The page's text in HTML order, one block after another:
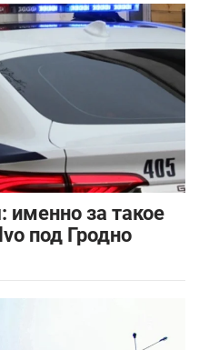
именно за такое
под Гродно